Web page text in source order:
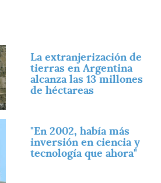
La extranjerización de
tierras en Argentina
alcanza las 13 millones
de héctareas
"En 2002, había más
inversión en ciencia y
tecnología que ahora"